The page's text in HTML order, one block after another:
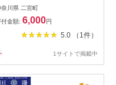
橘 ビタミンC 爽やか ママ
レード 人気 加工食品 手作り
砂糖不使用 ペクチン不使用
フルーツスプレッド コンフィ
柑橘ジャム 朝食トースト
奈川県 二宮町
付金額: 6,000円
5.0 （1件）
1サイトで掲載中